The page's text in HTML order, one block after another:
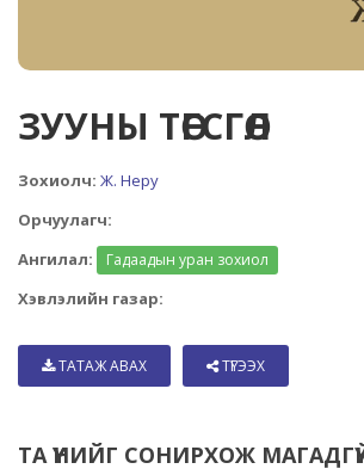
ЗУУНЫ ТӨГСГӨЛ
Зохиолч: Ж. Неру
Орчуулагч:
Ангилал:
Гадаадын уран зохиол
Хэвлэлийн газар:
ТАТАЖ АВАХ ТҮГЭЭХ
ТА ҮҮНИЙГ СОНИРХОЖ